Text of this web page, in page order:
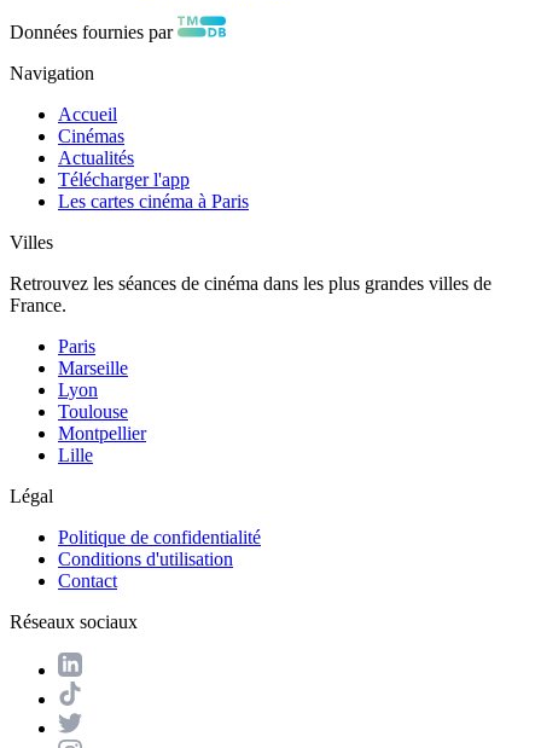
Données fournies par
Navigation
Accueil
Cinémas
Actualités
Télécharger l'app
Les cartes cinéma à Paris
Villes
Retrouvez les séances de cinéma dans les plus grandes villes de
France.
Paris
Marseille
Lyon
Toulouse
Montpellier
Lille
Légal
Politique de confidentialité
Conditions d'utilisation
Contact
Réseaux sociaux